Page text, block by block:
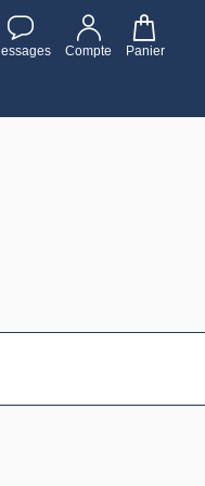
Compte Panier